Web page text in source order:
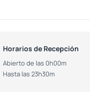
Horarios de Recepción
Abierto de las 0h00m
Hasta las 23h30m